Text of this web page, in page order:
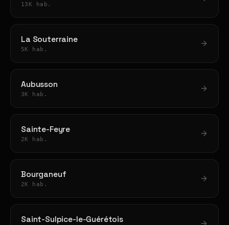
13K hab.
La Souterraine
5K hab.
Aubusson
3K hab.
Sainte-Feyre
2K hab.
Bourganeuf
2K hab.
Saint-Sulpice-le-Guérétois